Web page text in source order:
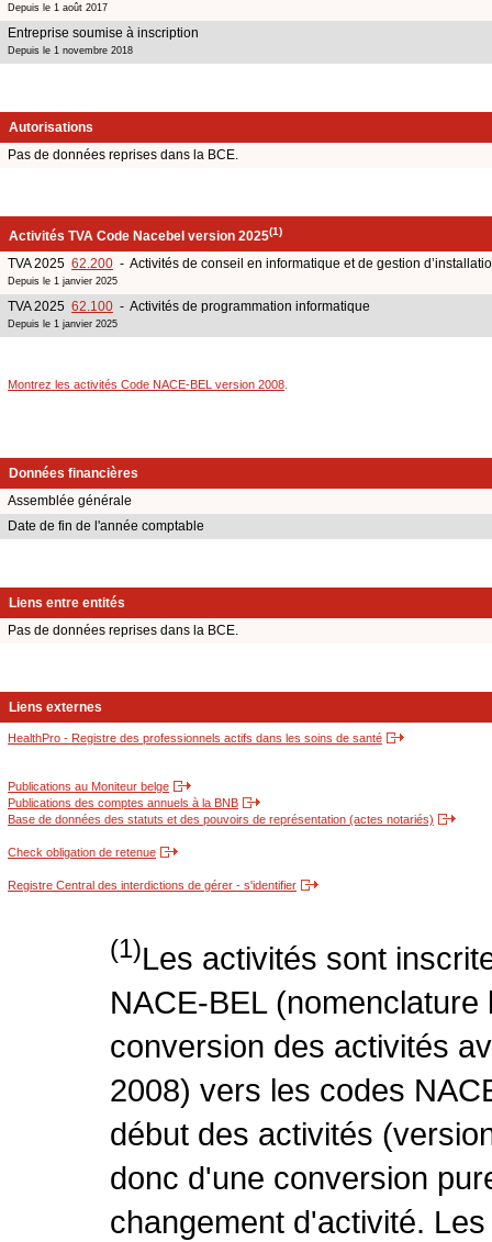
Depuis le 1 août 2017
Entreprise soumise à inscription
Depuis le 1 novembre 2018
Autorisations
Pas de données reprises dans la BCE.
Activités TVA Code Nacebel version 2025(1)
TVA 2025 62.200 - Activités de conseil en informatique et de gestion
Depuis le 1 janvier 2025
TVA 2025 62.100 - Activités de programmation informatique
Depuis le 1 janvier 2025
Montrez les activités Code NACE-BEL version 2008
Données financières
Assemblée générale
Date de fin de l'année comptable
Liens entre entités
Pas de données reprises dans la BCE.
Liens externes
HealthPro - Registre des professionnels actifs dans les soins de santé
Publications au Moniteur belge
Publications des comptes annuels à la BNB
Base de données des statuts et des pouvoirs de représentation (actes notariés)
Check obligation de retenue
Registre Central des interdictions de gérer - s'identifier
(1)Les activités sont
NACE-BEL
conversion des activités
2008) vers les codes
début des activités
donc d'une conversion
changement d'activité.